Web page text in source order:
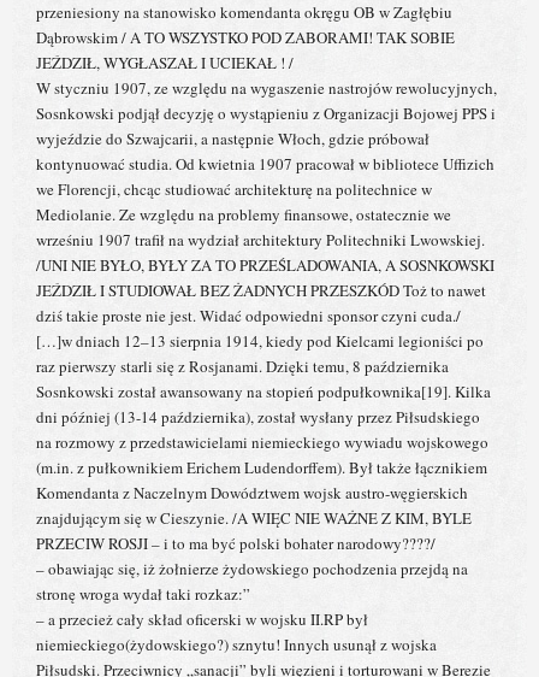
przeniesiony na stanowisko komendanta okręgu OB w Zagłębiu
Dąbrowskim / A TO WSZYSTKO POD ZABORAMI! TAK SOBIE
JEŹDZIŁ, WYGŁASZAŁ I UCIEKAŁ ! /
W styczniu 1907, ze względu na wygaszenie nastrojów rewolucyjnych,
Sosnkowski podjął decyzję o wystąpieniu z Organizacji Bojowej PPS i
wyjeździe do Szwajcarii, a następnie Włoch, gdzie próbował
kontynuować studia. Od kwietnia 1907 pracował w bibliotece Uffizich
we Florencji, chcąc studiować architekturę na politechnice w
Mediolanie. Ze względu na problemy finansowe, ostatecznie we
wrześniu 1907 trafił na wydział architektury Politechniki Lwowskiej.
/UNI NIE BYŁO, BYŁY ZA TO PRZEŚLADOWANIA, A SOSNKOWSKI
JEŹDZIŁ I STUDIOWAŁ BEZ ŻADNYCH PRZESZKÓD Toż to nawet
dziś takie proste nie jest. Widać odpowiedni sponsor czyni cuda./
[…]w dniach 12–13 sierpnia 1914, kiedy pod Kielcami legioniści po
raz pierwszy starli się z Rosjanami. Dzięki temu, 8 października
Sosnkowski został awansowany na stopień podpułkownika[19]. Kilka
dni później (13-14 października), został wysłany przez Piłsudskiego
na rozmowy z przedstawicielami niemieckiego wywiadu wojskowego
(m.in. z pułkownikiem Erichem Ludendorffem). Był także łącznikiem
Komendanta z Naczelnym Dowództwem wojsk austro-węgierskich
znajdującym się w Cieszynie. /A WIĘC NIE WAŻNE Z KIM, BYLE
PRZECIW ROSJI – i to ma być polski bohater narodowy????/
– obawiając się, iż żołnierze żydowskiego pochodzenia przejdą na
stronę wroga wydał taki rozkaz:”
– a przecież cały skład oficerski w wojsku II.RP był
niemieckiego(żydowskiego?) sznytu! Innych usunął z wojska
Piłsudski. Przeciwnicy „sanacji” byli więzieni i torturowani w Berezie